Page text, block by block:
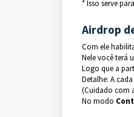
* Isso serve
Airdrop
Com ele
Nele você terá
Logo que a
Detalhe: A
(Cuidado com
No modo